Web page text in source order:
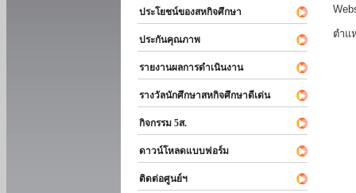
ประโยชน์ของสหกิจศึกษา
ประกันคุณภาพ
รายงานผลการดำเนินงาน
รางวัลนักศึกษาสหกิจศึกษาดีเด่น
กิจกรรม 5ส.
ดาวน์โหลดแบบฟอร์ม
ติดต่อศูนย์ฯ
ตำแ